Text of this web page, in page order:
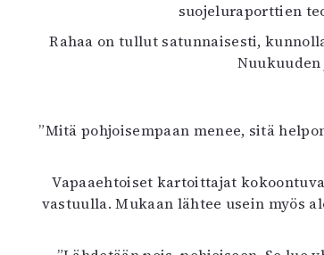
suojeluraporttien
Rahaa on tullut satunnaisesti,
”Mitä pohjoisempaan menee, sitä
Vapaaehtoiset kartoittajat
vastuulla. Mukaan lähtee usein myös